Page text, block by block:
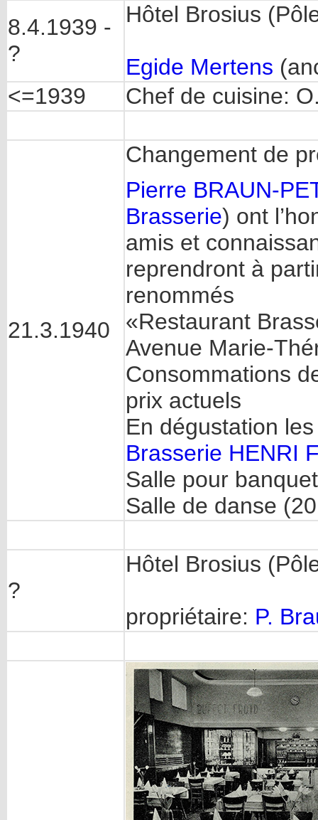
8.4.1939 -
?
Hôtel Brosius
Egide Mertens
<=1939
Chef de cuisine:
21.3.1940
Changement de
Pierre BRAUN-
Brasserie) ont
amis et
reprendront à
renommés
«Restaurant
Avenue Marie-
Consommations
prix actuels
En dégustation
Brasserie HENRI
Salle pour
Salle de danse
?
Hôtel Brosius
propriétaire: P.